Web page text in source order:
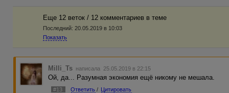
Еще 12 веток / 12 комментариев в темe
Последний: 20.05.2019 в 10:03
Показать
Milli_Ts написала 25.05.2019 в 22:15
Ой, да... Разумная экономия ещё никому не мешала.
#13 Ответить / Цитировать